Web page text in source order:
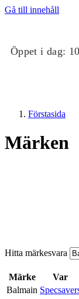
Gå till innehåll
Öppet i dag:
Förstasida
Märken
Hitta märkesvara
Märke
Var
Balmain